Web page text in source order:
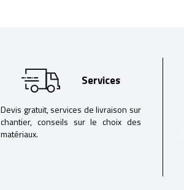
Services
Devis gratuit, services de livraison sur
chantier, conseils sur le choix des
matériaux.